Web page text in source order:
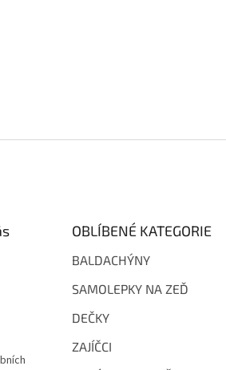
OBLÍBENÉ KATEGORIE
BALDACHÝNY
SAMOLEPKY NA ZEĎ
DEČKY
ZAJÍČCI